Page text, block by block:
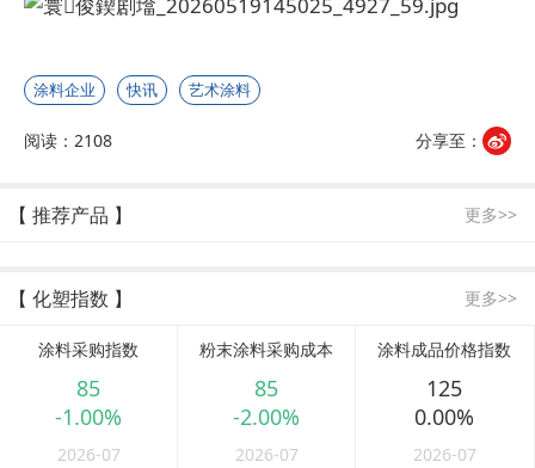
涂料企业 快讯 艺术涂料
阅读：2108 分享至：
【 推荐产品 】 更多>>
【 化塑指数 】 更多>>
涂料采购指数
85
-1.00%
2026-07
粉末涂料采购成本
85
-2.00%
2026-07
涂料成品价格指数
125
0.00%
2026-07